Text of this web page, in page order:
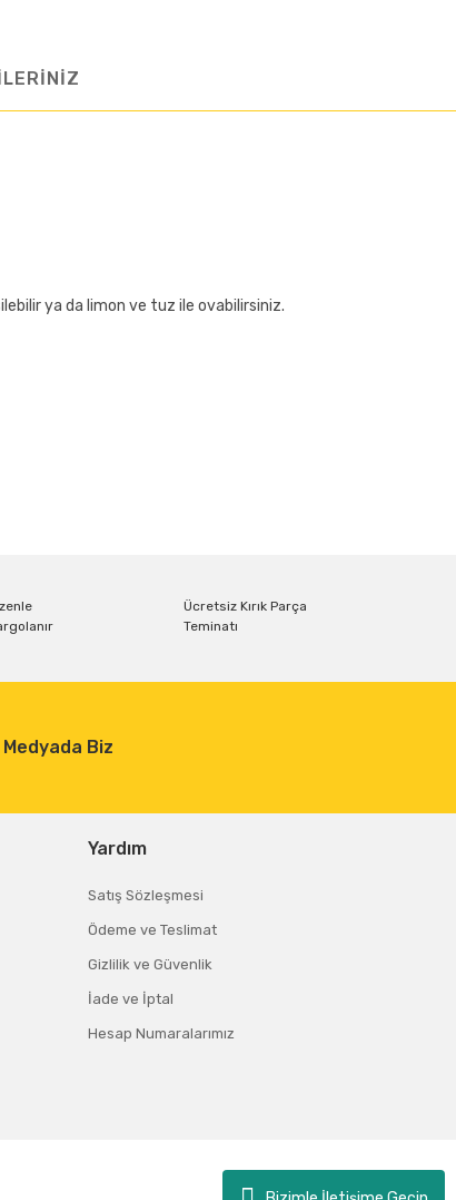
ya da limon ve tuz ile ovabilirsiniz.
Ücretsiz Kırık Parça
Teminatı
Biz
Yardım
Satış Sözleşmesi
Ödeme ve Teslimat
Gizlilik ve Güvenlik
İade ve İptal
Hesap Numaralarımız